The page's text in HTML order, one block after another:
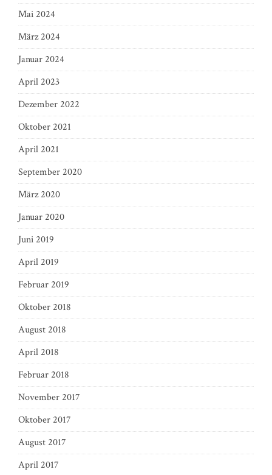
Mai 2024
März 2024
Januar 2024
April 2023
Dezember 2022
Oktober 2021
April 2021
September 2020
März 2020
Januar 2020
Juni 2019
April 2019
Februar 2019
Oktober 2018
August 2018
April 2018
Februar 2018
November 2017
Oktober 2017
August 2017
April 2017